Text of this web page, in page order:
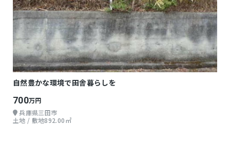
自然豊かな環境で田舎暮らしを
700万円
兵庫県三田市
土地 / 敷地892.00㎡